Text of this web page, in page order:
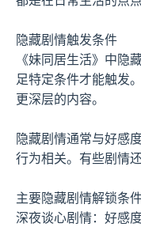
隐藏剧情触发条件
《妹同居生活》中隐
足特定条件才能触发
更深层的内容。
隐藏剧情通常与好感
行为相关。有些剧情
主要隐藏剧情解锁条
深夜谈心剧情：好感